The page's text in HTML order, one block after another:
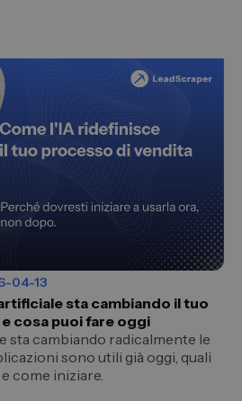
04-13
sta cambiando il tuo
cosa puoi fare oggi
sta cambiando radicalmente le
sono utili già oggi, quali
come iniziare.